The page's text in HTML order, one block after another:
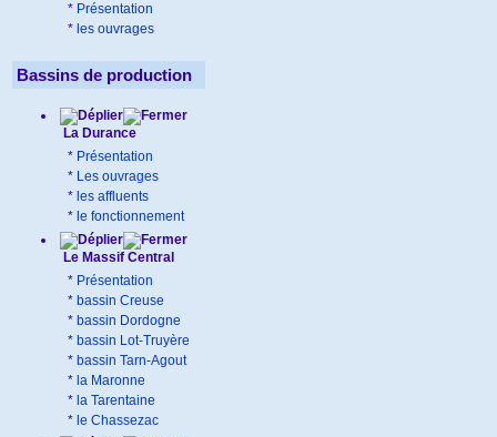
* Présentation
* les ouvrages
Bassins de production
La Durance
* Présentation
* Les ouvrages
* les affluents
* le fonctionnement
Le Massif Central
* Présentation
* bassin Creuse
* bassin Dordogne
* bassin Lot-Truyère
* bassin Tarn-Agout
* la Maronne
* la Tarentaine
* le Chassezac